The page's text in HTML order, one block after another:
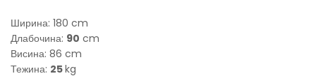
Ширина: 180 cm
Длабочина: 90 cm
Висина: 86 cm
Тежина: 25kg